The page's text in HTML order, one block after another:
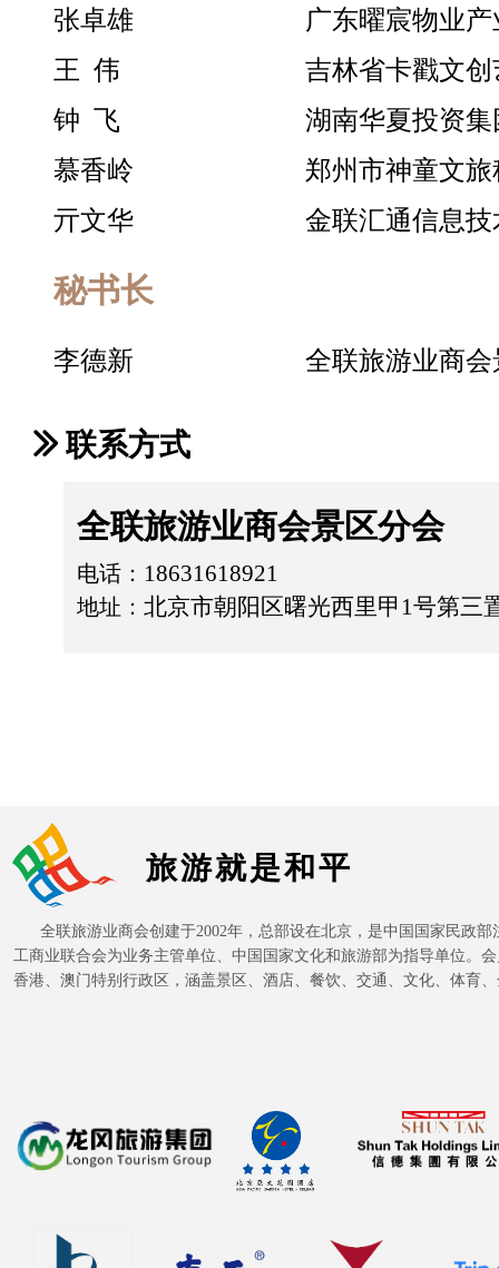
张卓雄
广东曜宸物业
王 伟
吉林省卡戳文
钟 飞
湖南华夏投资
慕香岭
郑州市神童文
亓文华
金联汇通信息
秘书长
李德新 全联旅游业商
联系方式
ꅀ
全联旅游业商会景区分会
电话： 18631618921
地址： 北京市朝阳区曙光西里甲 1号第三
全联旅游业商会创建于2002年，总部设在北京，是中国国家民政部
工商业联合会为业务主管单位、中国国家文化和旅游部为指导单位。
香港、澳门特别行政区，涵盖景区、酒店、餐饮、交通、文化、体育
旅游就是和平